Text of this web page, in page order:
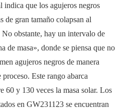
indica que los agujeros negros
de gran tamaño colapsan al
obstante, hay un intervalo de
de masa», donde se piensa que no
agujeros negros de manera
proceso. Este rango abarca
60 y 130 veces la masa solar. Los
en GW231123 se encuentran